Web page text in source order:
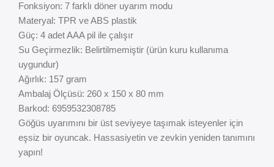
Fonksiyon: 7 farklı döner uyarım modu
Materyal: TPR ve ABS plastik
Güç: 4 adet AAA pil ile çalışır
Su Geçirmezlik: Belirtilmemiştir (ürün kuru kullanıma
uygundur)
Ağırlık: 157 gram
Ambalaj Ölçüsü: 260 x 150 x 80 mm
Barkod: 6959532308785
Göğüs uyarımını bir üst seviyeye taşımak isteyenler için
eşsiz bir oyuncak. Hassasiyetin ve zevkin yeniden tanımını
yapın!